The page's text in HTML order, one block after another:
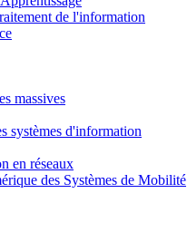
de l'information
massives
systèmes d'information
en réseaux
des Systèmes de Mobilité